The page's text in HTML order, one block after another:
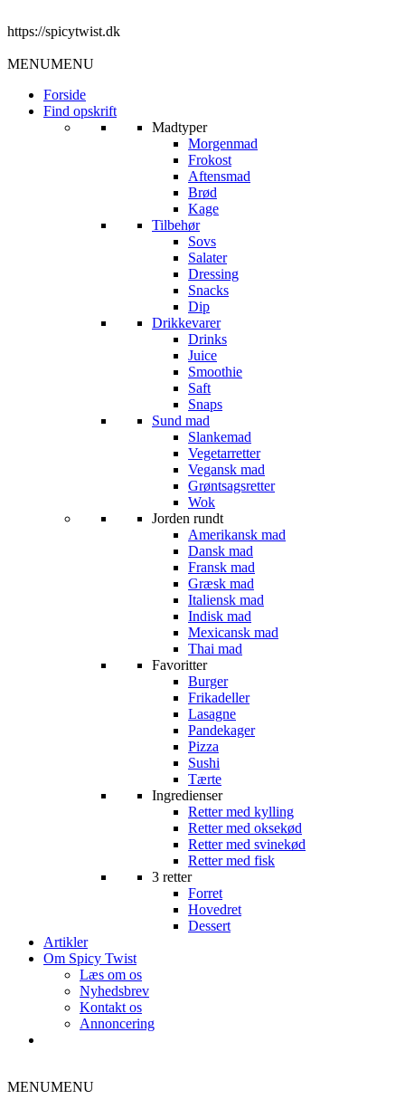
https://spicytwist.dk
MENUMENU
Forside
Find opskrift
Madtyper
Morgenmad
Frokost
Aftensmad
Brød
Kage
Tilbehør
Sovs
Salater
Dressing
Snacks
Dip
Drikkevarer
Drinks
Juice
Smoothie
Saft
Snaps
Sund mad
Slankemad
Vegetarretter
Vegansk mad
Grøntsagsretter
Wok
Jorden rundt
Amerikansk mad
Dansk mad
Fransk mad
Græsk mad
Italiensk mad
Indisk mad
Mexicansk mad
Thai mad
Favoritter
Burger
Frikadeller
Lasagne
Pandekager
Pizza
Sushi
Tærte
Ingredienser
Retter med kylling
Retter med oksekød
Retter med svinekød
Retter med fisk
3 retter
Forret
Hovedret
Dessert
Artikler
Om Spicy Twist
Læs om os
Nyhedsbrev
Kontakt os
Annoncering
MENUMENU